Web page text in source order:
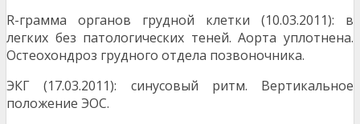
R-грамма органов грудной клетки (10.03.2011): в
легких без патологических теней. Аорта уплотнена.
Остеохондроз грудного отдела позвоночника.
ЭКГ (17.03.2011): синусовый ритм. Вертикальное
положение ЭОС.